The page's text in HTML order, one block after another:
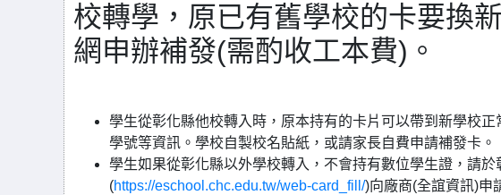
校轉學，原已有舊學校的卡要換
網申辦補發(需酌收工本費)。
學生從彰化縣他校轉入時，原本持有的卡片可以帶到新學校
學號等資訊。學校自製校名貼紙，或請家長自費申請補發卡。
學生如果從彰化縣以外學校轉入，不會持有數位學生證，請
(https://eschool.chc.edu.tw/web-card_fill/)向廠商(全誼資訊)申